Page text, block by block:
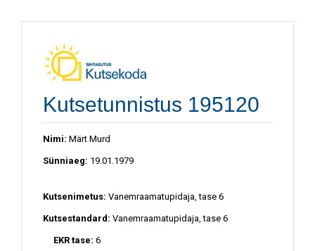
Kutsetunnistus 195120
Nimi: Märt Murd
Sünniaeg: 19.01.1979
Kutsenimetus: Vanemraamatupidaja, tase 6
Kutsestandard: Vanemraamatupidaja, tase 6
EKR tase: 6